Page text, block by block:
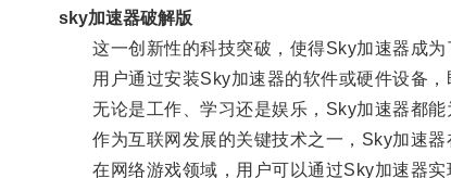
sky加速器破解版
这一创新性的科技突破，使得Sky加速器成为
用户通过安装Sky加速器的软件或硬件设备，
无论是工作、学习还是娱乐，Sky加速器都能
作为互联网发展的关键技术之一，Sky加速器
在网络游戏领域，用户可以通过Sky加速器实